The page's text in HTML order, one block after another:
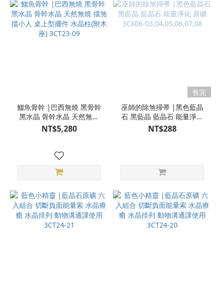
鱷魚骨幹 |巴西無燒 黑骨幹
黑水晶 骨幹水晶 天然無燒
擋煞 擋小人 桌上型擺件 水
NT$5,280
售完
巫師的除煞掃帚 |黑色藍晶
石 黑藍晶 藍晶石 能量淨化
原礦 3CX06-
03,04,05,06,07,08
NT$288